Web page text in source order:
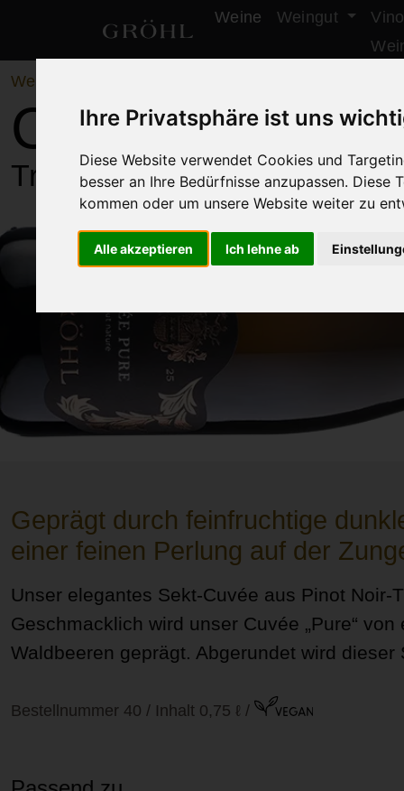
Ihre Privatsphäre ist uns
Diese Website verwendet Cookies und
besser an Ihre Bedürfnisse anzupassen. Diese
kommen oder um unsere Website weiter zu
Alle akzeptieren Ich lehne ab
Weingut Gröhl
Weine Weingut
Weine
Cuvée Sekt
Traditionelle
Geprägt durch feinfruchtige
einer feinen Perlung auf der
Unser elegantes Sekt-Cuvée aus Pinot
Geschmacklich wird unser Cuvée „Pure“
Waldbeeren geprägt. Abgerundet wird
Bestellnummer 40 / Inhalt 0,75 ℓ /